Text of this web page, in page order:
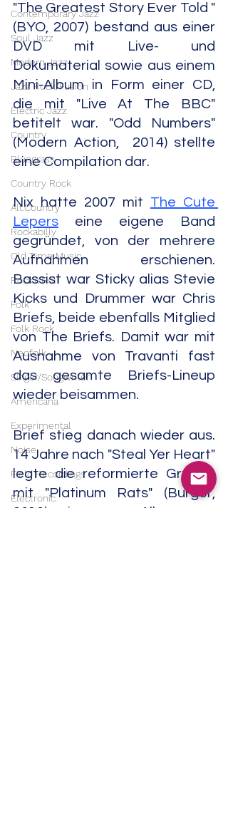
Contemporary Jazz
Soul Jazz
Modern Jazz
Jazz Rock/Fusion
Electric Jazz
Country
Bluegrass
Country Rock
Alt.Country
Rockabilly
Old Time Music
Rock'n'Roll
Folk
Folk Rock
Neofolk
Singer/Songwriter
Americana
Experimental
Noise
Field Recordings
Electronic
"The Greatest Story Ever Told "
(BYO, 2007) bestand aus einer
DVD mit Live- und
Dokumaterial sowie aus einem
Mini-Album in Form einer CD,
die mit "Live At The BBC"
betitelt war. "Odd Numbers"
(Modern Action,  2014) stellte
eine Compilation dar.
Nix hatte 2007 mit The Cute
Lepers eine eigene Band
gegründet, von der mehrere
Aufnahmen erschienen.
Bassist war Sticky alias Stevie
Kicks und Drummer war Chris
Briefs, beide ebenfalls Mitglied
von The Briefs. Damit war mit
Ausnahme von Travanti fast
das gesamte Briefs-Lineup
wieder beisammen.
Brief stieg danach wieder aus.
14 Jahre nach "Steal Yer Heart"
legte die reformierte Gruppe
mit "Platinum Rats" (Burger,
2019) ein neues Album vor,